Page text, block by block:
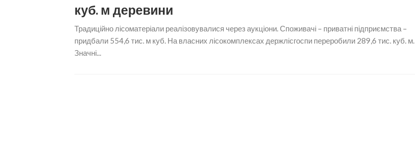
куб. м деревини
Традиційно лісоматеріали реалізовувалися через аукціони. Споживачі – приватні підприємства –
придбали 554,6 тис. м куб. На власних лісокомплексах держлісгоспи переробили 289,6 тис. куб. м.
Значні...